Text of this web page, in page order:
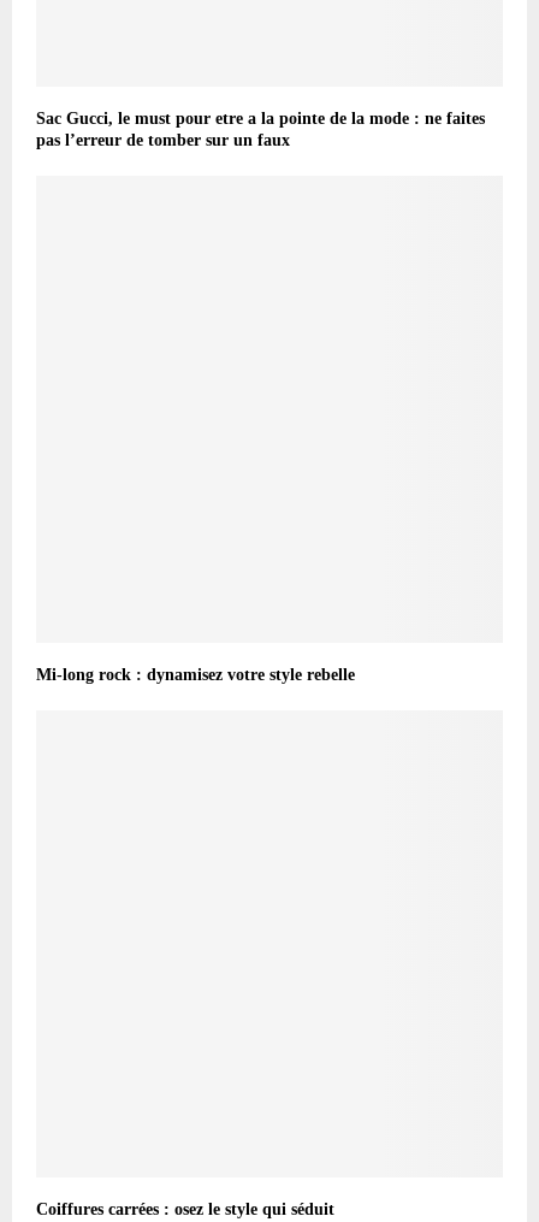
Sac Gucci, le must pour etre a la pointe de la mode : ne faites
pas l’erreur de tomber sur un faux
Mi-long rock : dynamisez votre style rebelle
Coiffures carrées : osez le style qui séduit